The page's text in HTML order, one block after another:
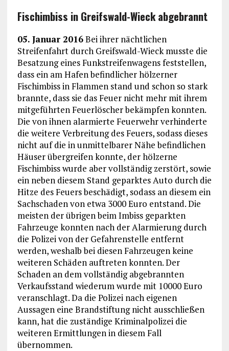
Fischimbiss in Greifswald-Wieck abgebrannt
05. Januar 2016Bei ihrer nächtlichen
Streifenfahrt durch Greifswald-Wieck musste die
Besatzung eines Funkstreifenwagens feststellen,
dass ein am Hafen befindlicher hölzerner
Fischimbiss in Flammen stand und schon so stark
brannte, dass sie das Feuer nicht mehr mit ihrem
mitgeführten Feuerlöscher bekämpfen konnten.
Die von ihnen alarmierte Feuerwehr verhinderte
die weitere Verbreitung des Feuers, sodass dieses
nicht auf die in unmittelbarer Nähe befindlichen
Häuser übergreifen konnte, der hölzerne
Fischimbiss wurde aber vollständig zerstört, sowie
ein neben diesem Stand geparktes Auto durch die
Hitze des Feuers beschädigt, sodass an diesem ein
Sachschaden von etwa 3000 Euro entstand. Die
meisten der übrigen beim Imbiss geparkten
Fahrzeuge konnten nach der Alarmierung durch
die Polizei von der Gefahrenstelle entfernt
werden, weshalb bei diesen Fahrzeugen keine
weiteren Schäden auftreten konnten. Der
Schaden an dem vollständig abgebrannten
Verkaufsstand wiederum wurde mit 10000 Euro
veranschlagt. Da die Polizei nach eigenen
Aussagen eine Brandstiftung nicht ausschließen
kann, hat die zuständige Kriminalpolizei die
weiteren Ermittlungen in diesem Fall
übernommen.